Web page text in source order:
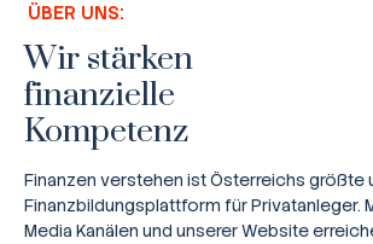
ÜBER UNS:
Wir stärken
finanzielle
Kompetenz
Finanzen verstehen ist Österreichs größte
Finanzbildungsplattform für Privatanleger.
Media Kanälen und unserer Website